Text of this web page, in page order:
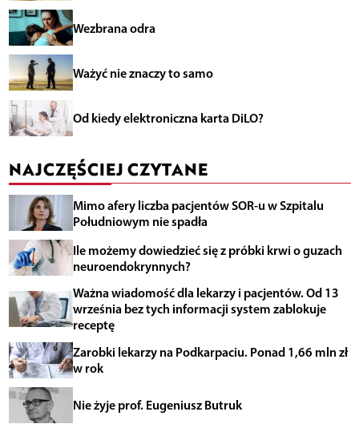
Wezbrana odra
Ważyć nie znaczy to samo
Od kiedy elektroniczna karta DiLO?
NAJCZĘŚCIEJ CZYTANE
Mimo afery liczba pacjentów SOR-u w Szpitalu
Południowym nie spadła
Ile możemy dowiedzieć się z próbki krwi o guzach
neuroendokrynnych?
Ważna wiadomość dla lekarzy i pacjentów. Od 13
września bez tych informacji system zablokuje
receptę
Zarobki lekarzy na Podkarpaciu. Ponad 1,66 mln zł
w rok
Nie żyje prof. Eugeniusz Butruk